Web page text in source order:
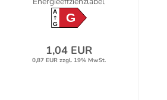
A
GG
1,04 EUR
0,87 EUR zzgl. 19% MwSt.